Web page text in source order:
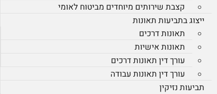
קצבת שירותים מיוחדים מביטוח לאומי
ייצוג בתביעות תאונות
תאונות דרכים
תאונות אישיות
עורך דין תאונות דרכים
עורך דין תאונות עבודה
תביעות נזיקין